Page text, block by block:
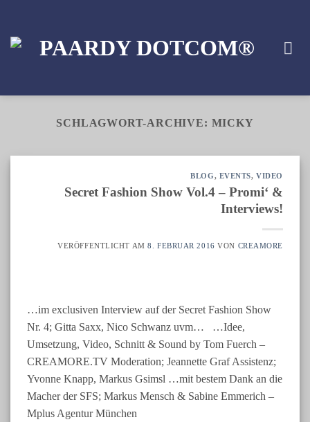
springen
SCHLAGWORT-ARCHIVE: MICKY
BLOG, EVENTS,VIDEO
Secret Fashion Show Vol.4 – Promi‘ &
Interviews!
VERÖFFENTLICHT AM8. FEBRUAR 2016 VON CREAMORE
…im exclusiven Interview auf der Secret Fashion Show
Nr. 4; Gitta Saxx, Nico Schwanz uvm… …Idee,
Umsetzung, Video, Schnitt & Sound by Tom Fuerch –
CREAMORE.TV Moderation; Jeannette Graf Assistenz;
Yvonne Knapp, Markus Gsimsl …mit bestem Dank an die
Macher der SFS; Markus Mensch & Sabine Emmerich –
Mplus Agentur München